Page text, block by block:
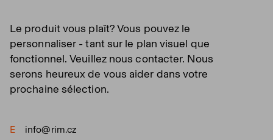
Le produit vous plaît? Vous pouvez le
personnaliser - tant sur le plan visuel que
fonctionnel. Veuillez nous contacter. Nous
serons heureux de vous aider dans votre
prochaine sélection.
E
info@rim.cz